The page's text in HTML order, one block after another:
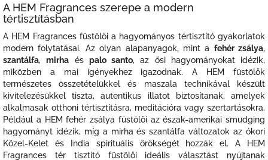
A HEM Fragrances szerepe a modern
tértisztításban
A HEM Fragrances füstölői a hagyományos tértisztító gyakorlatok
modern folytatásai. Az olyan alapanyagok, mint a fehér zsálya,
szantálfa,mirha és palo santo, az ősi hagyományokat idézik,
miközben a mai igényekhez igazodnak. A HEM füstölők
természetes összetételükkel és maszala technikával készült
kivitelezésükkel tiszta, autentikus illatot biztosítanak, amelyek
alkalmasak otthoni tértisztításra, meditációra vagy szertartásokra.
Például a HEM fehér zsálya füstölői az észak-amerikai smudging
hagyományt idézik, míg a mirha és szantálfa változatok az ókori
Közel-Kelet és India spirituális örökségét hozzák el. A HEM
Fragrances tér tisztító füstölői ideális választást nyújtanak